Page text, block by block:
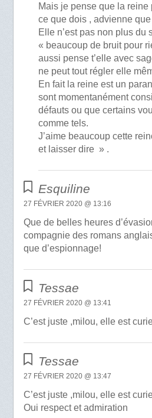
Mais je pense que la reine
ce que dois , advienne
Elle n’est pas non plus du
« beaucoup de bruit pour
aussi pense t’elle avec
ne peut tout régler elle
En fait la reine est un
sont momentanément
défauts ou que certains
comme tels.
J’aime beaucoup cette
et laisser dire » .
Esquiline
27 FÉVRIER 2020 @ 13:16
Que de belles heures
compagnie des romans
que d’espionnage!
Tessae
27 FÉVRIER 2020 @ 13:41
C’est juste ,milou, elle est
Tessae
27 FÉVRIER 2020 @ 13:47
C’est juste ,milou, elle est
Oui respect et admiration